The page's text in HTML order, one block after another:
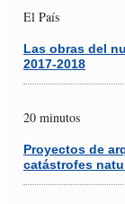
El País
Las obras del
2017-2018
20 minutos
Proyectos de
catástrofes